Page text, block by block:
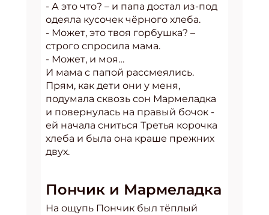
- А это что? – и папа достал из-под
одеяла кусочек чёрного хлеба.
- Может, это твоя горбушка? –
строго спросила мама.
- Может, и моя…
И мама с папой рассмеялись.
Прям, как дети они у меня,
подумала сквозь сон Мармеладка
и повернулась на правый бочок -
ей начала сниться Третья корочка
хлеба и была она краше прежних
двух.
Пончик и Мармеладка
На ощупь Пончик был тёплый